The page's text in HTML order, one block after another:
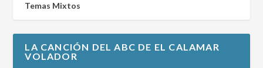
Temas Mixtos
LA CANCIÓN DEL ABC DE EL CALAMAR
VOLADOR